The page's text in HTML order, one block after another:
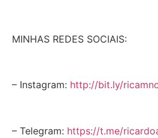
MINHAS REDES SOCIAIS:
– Instagram: http://bit.ly/
– Telegram: https://t.me/